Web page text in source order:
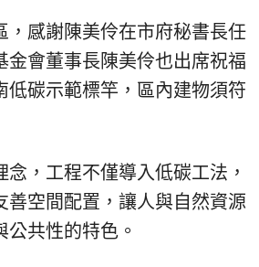
，感謝陳美伶在市府秘書長任
金會董事長陳美伶也出席祝福
碳示範標竿，區內建物須符
，工程不僅導入低碳工法，
空間配置，讓人與自然資源
共性的特色。